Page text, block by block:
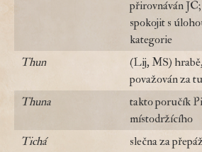
přirovnáván
spokojit s
kategorie
Thun
(Lij, MS)
považován za
Thuna
takto poručík
místodržícího
Tichá
slečna za